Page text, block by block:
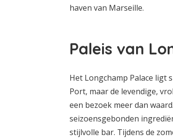
haven van Marseille.
Paleis van
Het Longchamp Palace ligt
Port, maar de levendige,
een bezoek meer dan
seizoensgebonden
stijlvolle bar. Tijdens de